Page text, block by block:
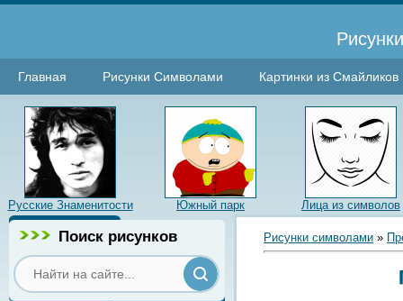
Главная Рисунки Символами Картинки из Смайликов
Русские Знаменитости Южный парк Лица из символов
Поиск рисунков Рисунки символами »